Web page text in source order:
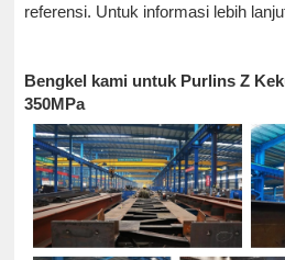
referensi. Untuk informasi lebih
Bengkel kami untuk Purlins Z
350MPa